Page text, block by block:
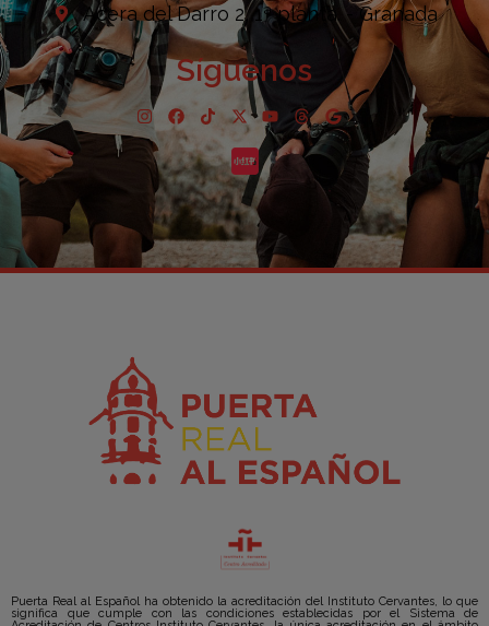
Acera del Darro 2, 1ª planta. - Granada
Síguenos
Puerta Real al Español ha obtenido la acreditación del Instituto Cervantes, lo que
significa que cumple con las condiciones establecidas por el Sistema de